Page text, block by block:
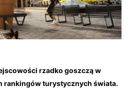
rzadko goszczą w
rankingów turystycznych świata.